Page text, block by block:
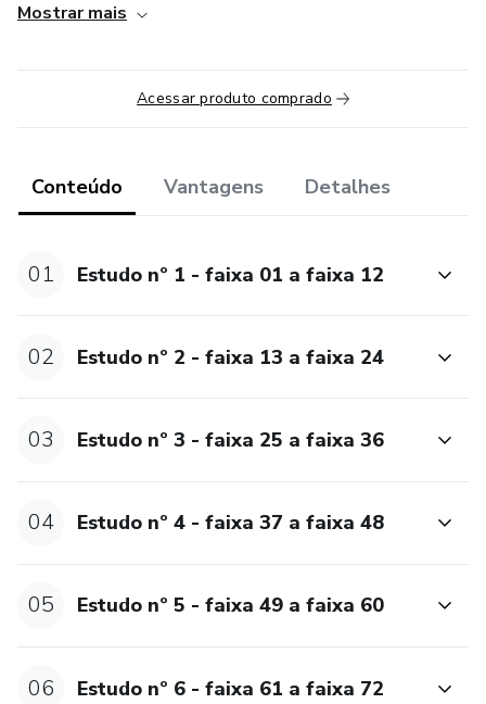
específico para que tanto o estudante como o professor
Mostrar mais
Acessar produto comprado
Conteúdo Vantagens Detalhes
01 Estudo nº 1 - faixa 01 a faixa 12
02 Estudo nº 2 - faixa 13 a faixa 24
03 Estudo nº 3 - faixa 25 a faixa 36
04 Estudo nº 4 - faixa 37 a faixa 48
05 Estudo nº 5 - faixa 49 a faixa 60
06 Estudo nº 6 - faixa 61 a faixa 72